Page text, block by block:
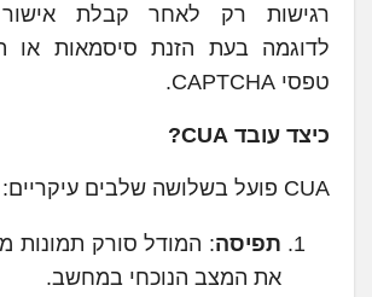
רגישות רק לאחר קבלת
לדוגמה בעת הזנת סיסמאות או
טפסי CAPTCHA.
כיצד עובד CUA?
CUA פועל בשלושה שלבים עיקריים:
תפיסה: המודל סורק תמונות
את המצב הנוכחי במחשב.